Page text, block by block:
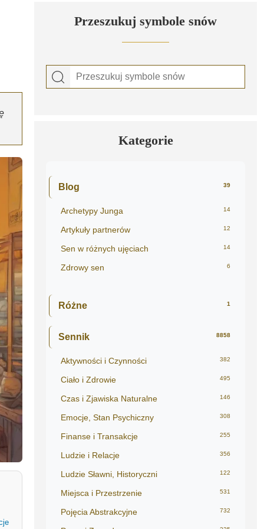
Przeszukuj symbole snów
Kategorie
Blog 39
Archetypy Junga 14
Artykuły partnerów 12
Sen w różnych ujęciach 14
Zdrowy sen 6
Różne 1
Sennik 8858
Aktywności i Czynności 382
Ciało i Zdrowie 495
Czas i Zjawiska Naturalne 146
Emocje, Stan Psychiczny 308
Finanse i Transakcje 255
Ludzie i Relacje 356
Ludzie Sławni, Historyczni 122
Miejsca i Przestrzenie 531
Pojęcia Abstrakcyjne 732